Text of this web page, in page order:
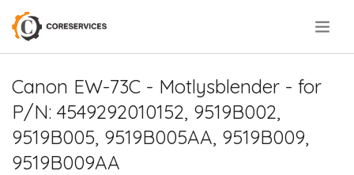
Canon EW-73C - Motlysblender - for
P/N: 4549292010152, 9519B002,
9519B005, 9519B005AA, 9519B009,
9519B009AA